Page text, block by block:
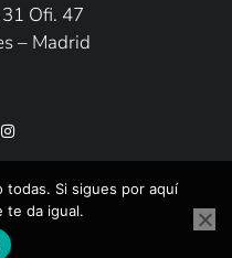
Ofi. 47
– Madrid
todas. Si sigues por aquí
te da igual.